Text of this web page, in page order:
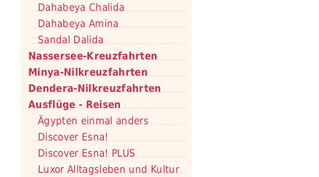
Dahabeya Chalida
Dahabeya Amina
Sandal Dalida
Nassersee-Kreuzfahrten
Minya-Nilkreuzfahrten
Dendera-Nilkreuzfahrten
Ausflüge - Reisen
Ägypten einmal anders
Discover Esna!
Discover Esna! PLUS
Luxor Alltagsleben und Kultur